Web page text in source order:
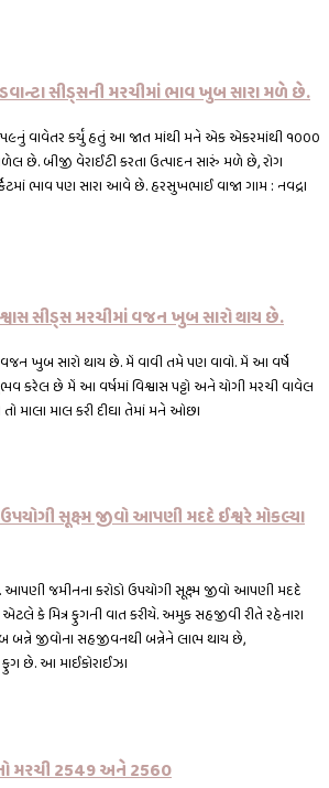
સીડ્સની મરચીમાં ભાવ ખુબ સારા મળે છે.
વાવેતર કર્યું હતું આ જાત માંથી મને એક એકરમાંથી ૧૦૦૦
છે. બીજી વેરાઈટી કરતા ઉત્પાદન સારું મળે છે, રોગ
ભાવ પણ સારા આવે છે. હરસુખભાઈ વાજા ગામ : નવદ્રા
સીડ્સ મરચીમાં વજન ખુબ સારો થાય છે.
વજન ખુબ સારો થાય છે. મેં વાવી તમે પણ વાવો. મેં આ વર્ષે
કરેલ છે મેં આ વર્ષમાં વિશ્વાસ પટ્ટો અને યોગી મરચી વાવેલ
માલા માલ કરી દીઘા તેમાં મને ઓછા
સૂક્ષ્મ જીવો આપણી મદદે ઈશ્વરે મોકલ્યા
આપણી જમીનના કરોડો ઉપયોગી સૂક્ષ્મ જીવો આપણી મદદે
કે મિત્ર ફુગની વાત કરીયે. અમુક સહજીવી રીતે રહેનારા
બન્ને જીવોના સહજીવનથી બન્નેને લાભ થાય છે,
ફુગ છે. આ માઈકોરાઈઝા
મરચી 2549 અને 2560